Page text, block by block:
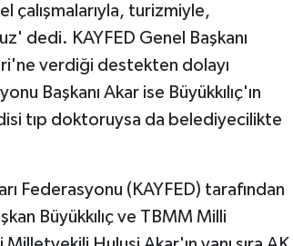
çalışmalarıyla, turizmiyle,
dedi. KAYFED Genel Başkanı
verdiği destekten dolayı
Başkanı Akar ise Büyükkılıç'ın
tıp doktoruysa da belediyecilikte
Federasyonu (KAYFED) tarafından
Büyükkılıç ve TBMM Milli